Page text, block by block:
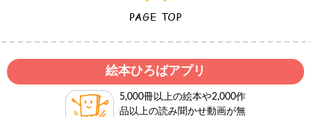
絵本ひろばアプリ
5,000冊以上の絵本や2,000作
品以上の読み聞かせ動画が無